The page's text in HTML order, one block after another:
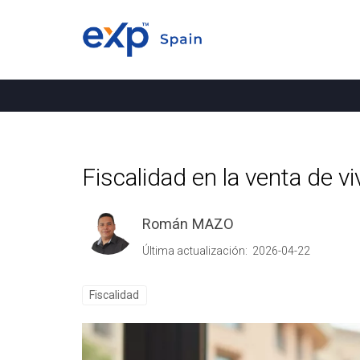
Fiscalidad en la venta de
Román MAZO
Última actualización: 2026-04-22
Fiscalidad